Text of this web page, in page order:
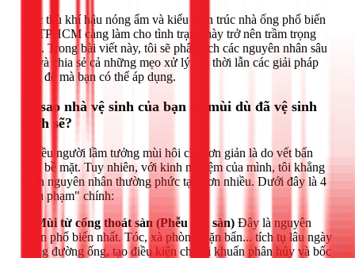
Đặc thù khí hậu nóng ẩm và kiểu kiến trúc nhà ống phổ biến
tại TPHCM càng làm cho tình trạng này trở nên trầm trọng
hơn. Trong bài viết này, tôi sẽ phân tích các nguyên nhân sâu
xa và chia sẻ cả những mẹo xử lý tức thời lẫn các giải pháp
triệt để mà bạn có thể áp dụng.
Vì sao nhà vệ sinh của bạn có mùi dù đã vệ sinh
sạch sẽ?
Nhiều người lầm tưởng mùi hôi chỉ đơn giản là do vết bẩn
trên bề mặt. Tuy nhiên, với kinh nghiệm của mình, tôi khẳng
định nguyên nhân thường phức tạp hơn nhiều. Dưới đây là 4
"thủ phạm" chính:
1. Mùi từ cống thoát sàn (Phễu thu sàn) Đây là nguyên
nhân phổ biến nhất. Tóc, xà phòng, cặn bẩn... tích tụ lâu ngày
trong đường ống, tạo điều kiện cho vi khuẩn phân hủy và bốc